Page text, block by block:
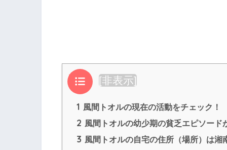
目次 [非表示]
1 風間トオルの現在の活動をチェック！
2 風間トオルの幼少期の貧乏エピソー
3 風間トオルの自宅の住所（場所）は湘